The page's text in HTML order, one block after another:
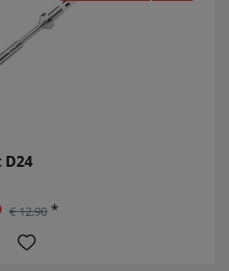
D24
€ 12,90 *